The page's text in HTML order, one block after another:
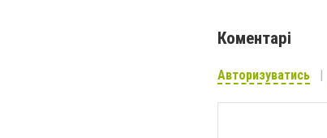
Коментарі
Авторизуватись